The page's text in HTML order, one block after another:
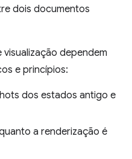
dois documentos
dependem
e princípios:
dos estados antigo e
a renderização é